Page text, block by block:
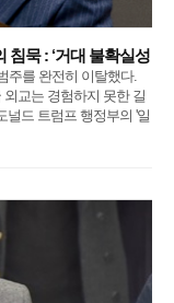
묵 : ‘거대 불확실성
주를 완전히 이탈했다.
교는 경험하지 못한 길
널드 트럼프 행정부의 '일